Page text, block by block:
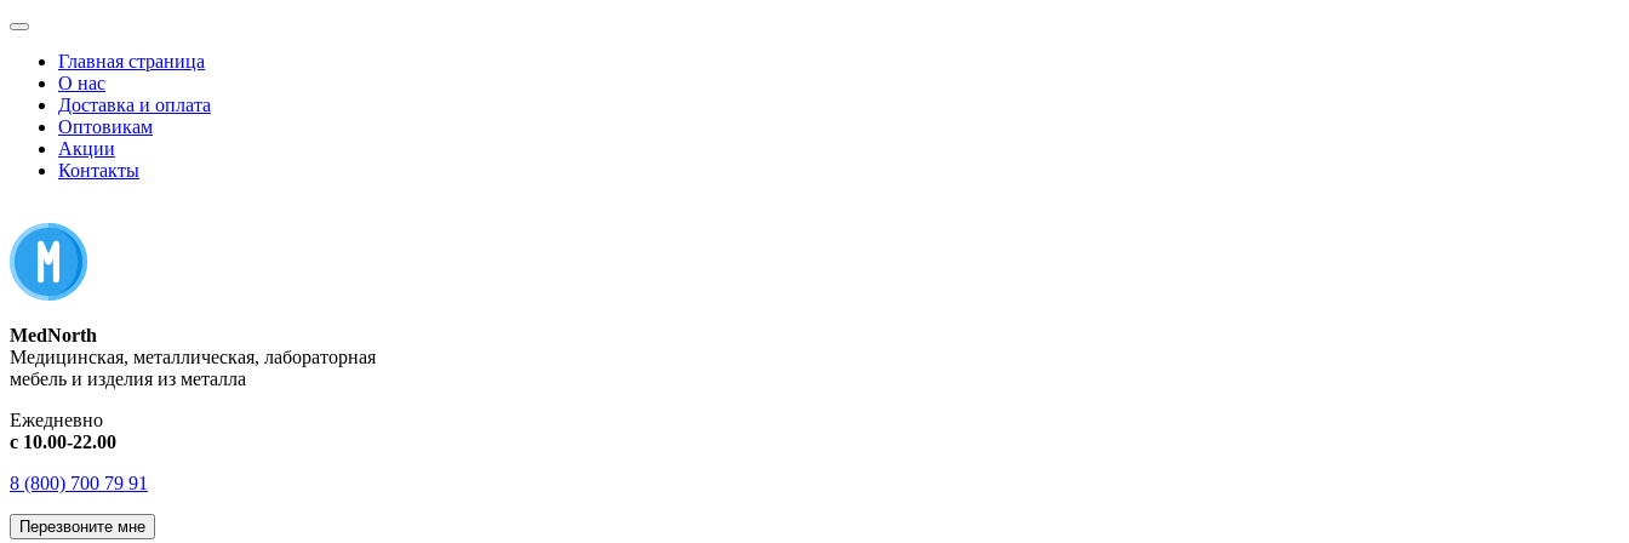
Главная страница
О нас
Доставка и оплата
Оптовикам
Акции
Контакты
MedNorth
Медицинская, металлическая, лабораторная
мебель и изделия из металла
Ежедневно
с 10.00-22.00
8 (800) 700 79 91
Перезвоните мне